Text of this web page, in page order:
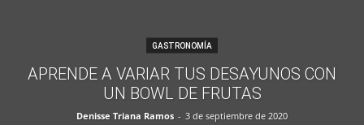
GASTRONOMÍA
APRENDE A VARIAR TUS DESAYUNOS CON
UN BOWL DE FRUTAS
Denisse Triana Ramos - 3 de septiembre de 2020